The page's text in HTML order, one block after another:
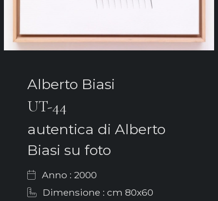
Alberto Biasi
UT-44
autentica di Alberto
Biasi su foto
Anno : 2000
Dimensione : cm 80x60